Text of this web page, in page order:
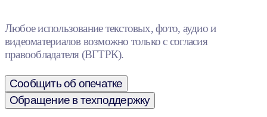
Любое использование текстовых, фото, аудио и
видеоматериалов возможно только с согласия
правообладателя (ВГТРК).
Сообщить об опечатке
Обращение в техподдержку